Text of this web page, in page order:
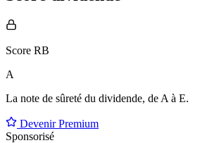
Score RB
A
La note de sûreté du dividende, de A à E.
Devenir Premium
Sponsorisé